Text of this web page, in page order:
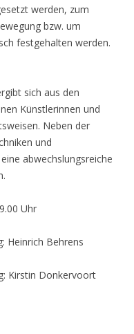
werden, zum
bzw. um
festgehalten werden.
sich aus den
Künstlerinnen und
Neben der
und
abwechslungsreiche
Uhr
Heinrich Behrens
Kirstin Donkervoort